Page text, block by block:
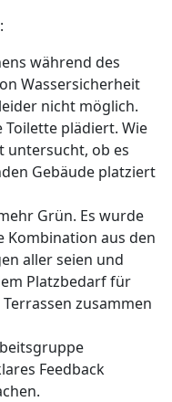
während des
Wassersicherheit
nicht möglich.
plädiert. Wie
untersucht, ob es
Gebäude platziert
Grün. Es wurde
Kombination aus den
aller seien und
Platzbedarf für
zusammen
Feedback